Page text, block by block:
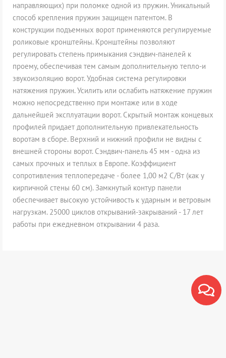
направляющих) при поломке одной из пружин. Уникальный
способ крепления пружин защищен патентом. В
конструкции подъемных ворот применяются регулируемые
роликовые кронштейны. Кронштейны позволяют
регулировать степень примыкания сэндвич-панелей к
проему, обеспечивая тем самым дополнительную тепло-и
звукоизоляцию ворот. Удобная система регулировки
натяжения пружин. Усилить или ослабить натяжение пружин
можно непосредственно при монтаже или в ходе
дальнейшей эксплуатации ворот. Скрытый монтаж концевых
профилей придает дополнительную привлекательность
воротам в сборе. Верхний и нижний профили не видны с
внешней стороны ворот. Сэндвич-панель 45 мм - одна из
самых прочных и теплых в Европе. Коэффициент
сопротивления теплопередаче - более 1,00 м2 С/Вт (как у
кирпичной стены 60 см). Замкнутый контур панели
обеспечивает высокую устойчивость к ударным и ветровым
нагрузкам. 25000 циклов открываний-закрываний - 17 лет
работы при ежедневном открывании 4 раза.